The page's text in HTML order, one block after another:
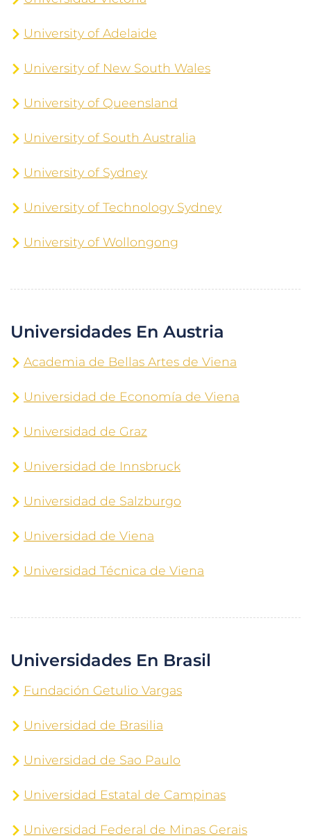
University of Adelaide
University of New South Wales
University of Queensland
University of South Australia
University of Sydney
University of Technology Sydney
University of Wollongong
Universidades En Austria
Academia de Bellas Artes de Viena
Universidad de Economía de Viena
Universidad de Graz
Universidad de Innsbruck
Universidad de Salzburgo
Universidad de Viena
Universidad Técnica de Viena
Universidades En Brasil
Fundación Getulio Vargas
Universidad de Brasilia
Universidad de Sao Paulo
Universidad Estatal de Campinas
Universidad Federal de Minas Gerais